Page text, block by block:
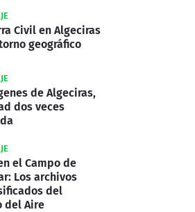
Civil en Algeciras
geográfico
de Algeciras,
dos veces
el Campo de
Los archivos
del
del Aire